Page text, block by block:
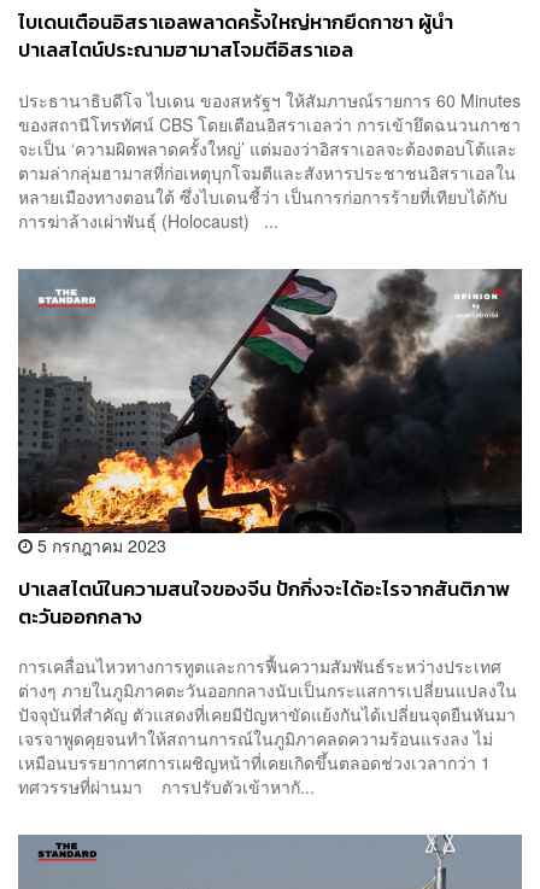
ไบเดนเตือนอิสราเอลพลาดครั้งใหญ่หากยึดกาซา ผู้นำ
ปาเลสไตน์ประณามฮามาสโจมตีอิสราเอล
ประธานาธิบดีโจ ไบเดน ของสหรัฐฯ ให้สัมภาษณ์รายการ 60 Minutes
ของสถานีโทรทัศน์ CBS โดยเตือนอิสราเอลว่า การเข้ายึดฉนวนกาซา
จะเป็น ‘ความผิดพลาดครั้งใหญ่’ แต่มองว่าอิสราเอลจะต้องตอบโต้และ
ตามล่ากลุ่มฮามาสที่ก่อเหตุบุกโจมตีและสังหารประชาชนอิสราเอลใน
หลายเมืองทางตอนใต้ ซึ่งไบเดนชี้ว่า เป็นการก่อการร้ายที่เทียบได้กับ
การฆ่าล้างเผ่าพันธุ์ (Holocaust) ...
5 กรกฎาคม 2023
ปาเลสไตน์ในความสนใจของจีน ปักกิ่งจะได้อะไรจากสันติภาพ
ตะวันออกกลาง
การเคลื่อนไหวทางการทูตและการฟื้นความสัมพันธ์ระหว่างประเทศ
ต่างๆ ภายในภูมิภาคตะวันออกกลางนับเป็นกระแสการเปลี่ยนแปลงใน
ปัจจุบันที่สำคัญ ตัวแสดงที่เคยมีปัญหาขัดแย้งกันได้เปลี่ยนจุดยืนหันมา
เจรจาพูดคุยจนทำให้สถานการณ์ในภูมิภาคลดความร้อนแรงลง ไม่
เหมือนบรรยากาศการเผชิญหน้าที่เคยเกิดขึ้นตลอดช่วงเวลากว่า 1
ทศวรรษที่ผ่านมา การปรับตัวเข้าหากั...